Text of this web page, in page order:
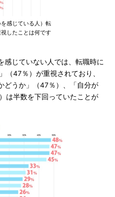
を感じている人）転
したことは何です
じていない人では、転職時に
（47％）が重視されており、
どうか」（47％）、「自分が
は半数を下回っていたことが